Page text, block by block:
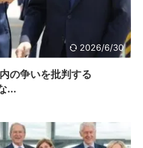
2026/6/30
の争いを批判する
...